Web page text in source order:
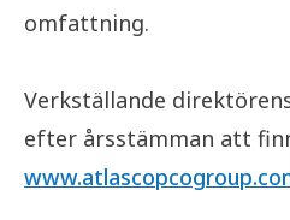
omfattning.
Verkställande
efter årsstämman att